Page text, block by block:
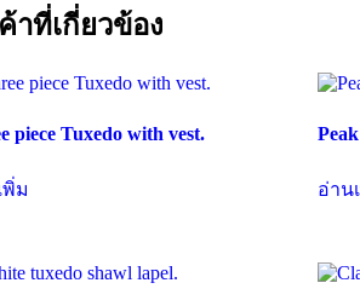
าที่เกี่ยวข้อง
piece Tuxedo with vest.
พิ่ม อ่าน